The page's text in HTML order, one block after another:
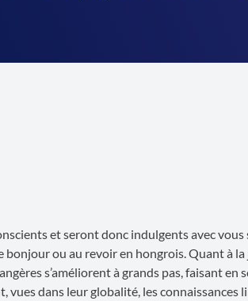
et seront donc indulgents avec vous
ou au revoir en hongrois. Quant à
s’améliorent à grands pas, faisant en
dans leur globalité, les connaissances